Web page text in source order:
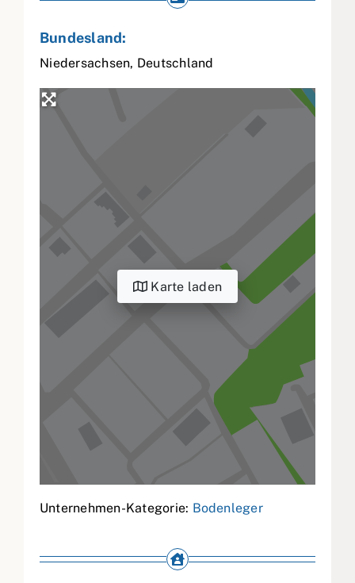
Bundesland:
Niedersachsen, Deutschland
Karte laden
Unternehmen-Kategorie: Bodenleger